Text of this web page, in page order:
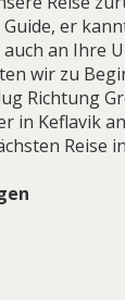
er
auch an Ihre
wir zu
Richtung
in Keflavik
Reise